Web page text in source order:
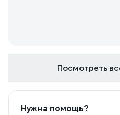
Посмотреть
Нужна помощь?